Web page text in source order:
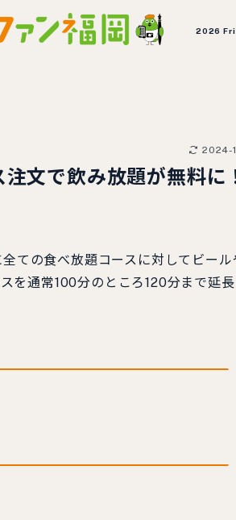
2026
2024-
文で飲み放題が無料に
ての食べ放題コースに対してビール
を通常100分のところ120分まで延